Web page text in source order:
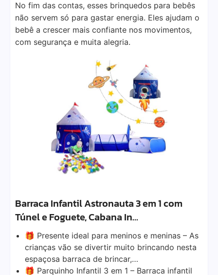
No fim das contas, esses brinquedos para bebês
não servem só para gastar energia. Eles ajudam o
bebê a crescer mais confiante nos movimentos,
com segurança e muita alegria.
Barraca Infantil Astronauta 3 em 1 com
Túnel e Foguete, Cabana In…
🎁 Presente ideal para meninos e meninas – As
crianças vão se divertir muito brincando nesta
espaçosa barraca de brincar,…
🎁 Parquinho Infantil 3 em 1 – Barraca infantil